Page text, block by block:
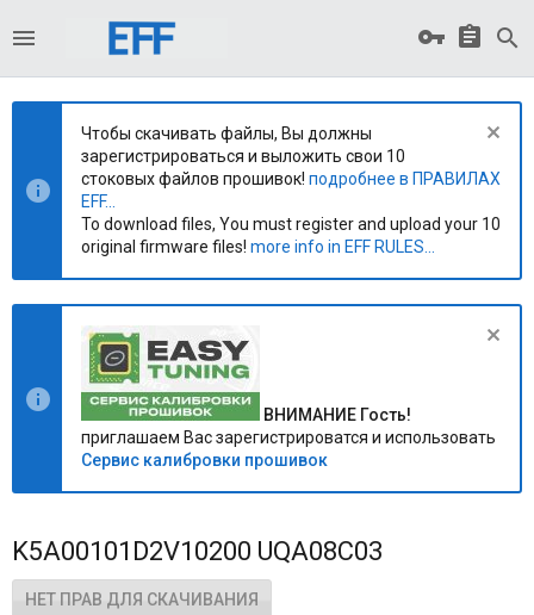
Чтобы скачивать файлы, Вы должны
зарегистрироваться и выложить свои 10
стоковых файлов прошивок! подробнее в ПРАВИЛАХ
EFF...
To download files, You must register and upload your 10
original firmware files! more info in EFF RULES...
ВНИМАНИЕ Гость!
приглашаем Вас зарегистрироватся и использовать
Сервис калибровки прошивок
K5A00101D2V10200 UQA08C03
НЕТ ПРАВ ДЛЯ СКАЧИВАНИЯ